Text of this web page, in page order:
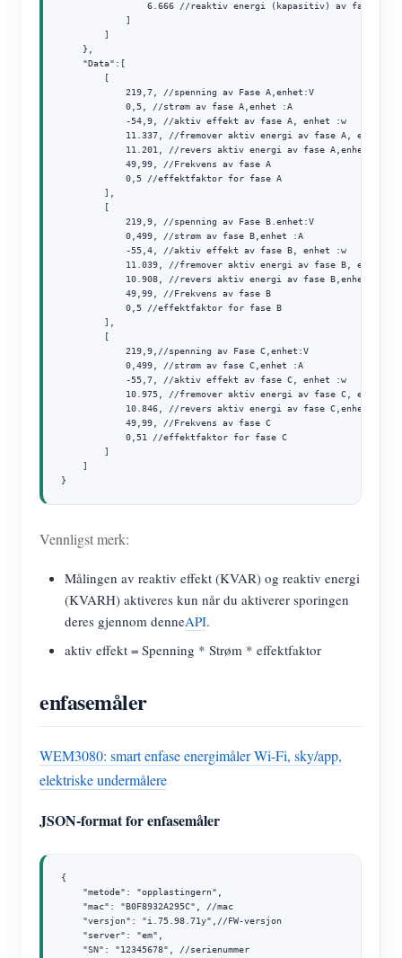
6.666 //reaktiv energi (kapasitiv) av fase C
            ]
        ]
    },
    "Data":[
        [
            219,7, //spenning av Fase A,enhet:V
            0,5, //strøm av fase A,enhet :A
            -54,9, //aktiv effekt av fase A, enhet :w
11.337, //fremover aktiv energi av fase A, enhet
            11.201, //revers aktiv energi av fase A,enhet Kwh
            49,99, //Frekvens av fase A
            0,5 //effektfaktor for fase A
        ],
        [
            219,9, //spenning av Fase B.enhet:V
            0,499, //strøm av fase B,enhet :A
            -55,4, //aktiv effekt av fase B, enhet :w
11.039, //fremover aktiv energi av fase B, enhet
            10.908, //revers aktiv energi av fase B,enhet Kwh
            49,99, //Frekvens av fase B
            0,5 //effektfaktor for fase B
        ],
        [
            219,9,//spenning av Fase C,enhet:V
            0,499, //strøm av fase C,enhet :A
            -55,7, //aktiv effekt av fase C, enhet :w
10.975, //fremover aktiv energi av fase C, enhet
            10.846, //revers aktiv energi av fase C,enhet Kwh
            49,99, //Frekvens av fase C
            0,51 //effektfaktor for fase C
        ]
    ]
}
Vennligst merk:
Målingen av reaktiv effekt (KVAR) og reaktiv energi
(KVARH) aktiveres kun når du aktiverer sporingen
deres gjennom denneAPI.
aktiv effekt = Spenning * Strøm * effektfaktor
enfasemåler
WEM3080: smart enfase energimåler Wi-Fi, sky/app,
elektriske undermålere
JSON-format for enfasemåler
{
    "metode": "opplastingern",
    "mac": "B0F8932A295C", //mac
    "versjon": "i.75.98.71y",//FW-versjon
    "server": "em",
    "SN": "12345678", //serienummer